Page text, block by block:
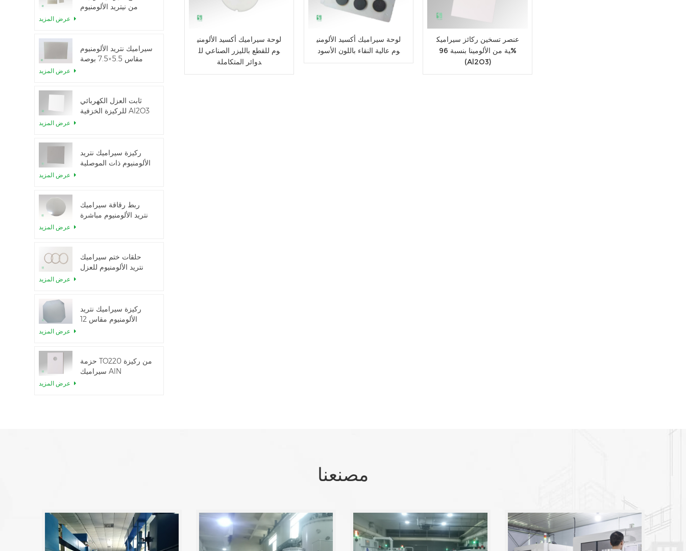
لوحة سيراميك أكسيد الألومني
وم للقطع بالليزر الصناعي لل
دوائر المتكاملة
لوحة سيراميك أكسيد الألومني
وم عالية النقاء باللون الأسود
عنصر تسخين ركائز سيراميك
ية من الألومينا بنسبة 96%
(Al2O3)
من نيتريد الألومنيوم
سيراميك نتريد الألومنيوم
مقاس 5.5×7.5 بوصة
ثابت العزل الكهربائي
للركيزة الخزفية Al2O3
ركيزة سيراميك نتريد
الألومنيوم ذات الموصلية
ربط رقاقة سيراميك
نتريد الألومنيوم مباشرة
حلقات ختم سيراميك
نتريد الألومنيوم للعزل
ركيزة سيراميك نتريد
الألومنيوم مقاس 12
حزمة TO220 من ركيزة
سيراميك AlN
مصنعنا